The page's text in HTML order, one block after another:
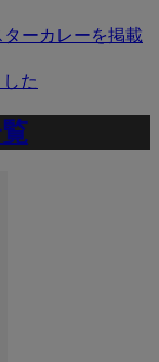
ターカレーを掲載
た